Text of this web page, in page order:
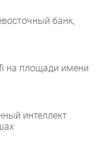
банк,
на площади имени
интеллект